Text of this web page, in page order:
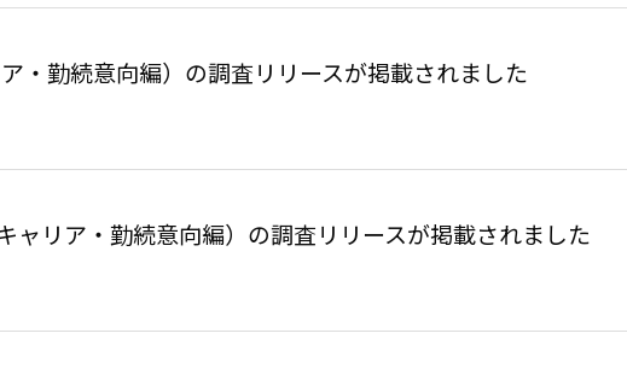
・勤続意向編）の調査リリースが掲載されました
ャリア・勤続意向編）の調査リリースが掲載されました